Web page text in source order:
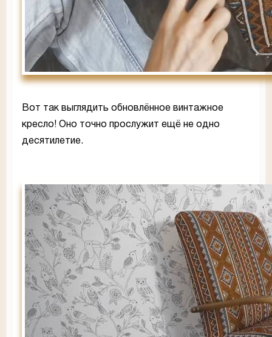
Вот так выглядить обновлённое винтажное
кресло! Оно точно прослужит ещё не одно
десятилетие.